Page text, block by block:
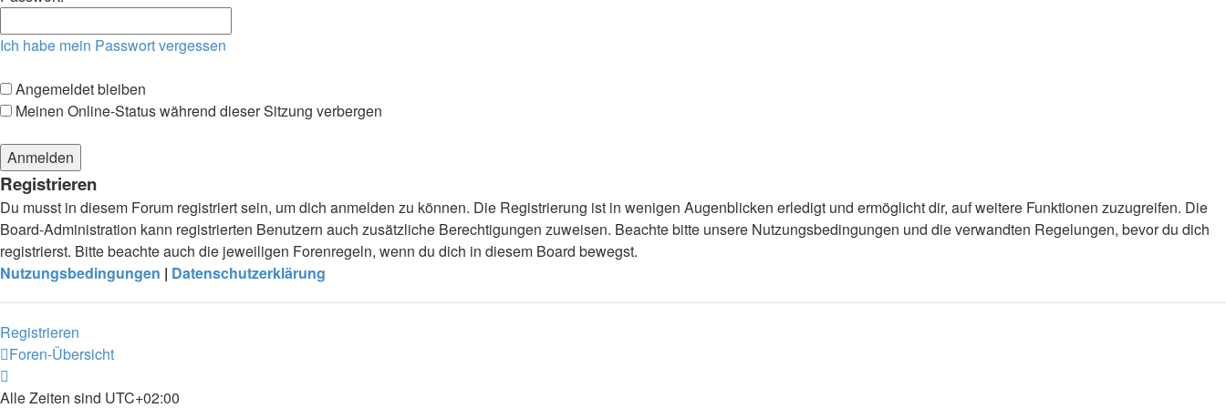
Ich habe mein Passwort vergessen
Angemeldet bleiben
Meinen Online-Status während dieser Sitzung verbergen
Registrieren
Du musst in diesem Forum registriert sein, um dich anmelden zu können. Die Registrierung ist in wenigen Augenblicken erledigt und ermöglicht dir, auf weitere Funktionen zuzugreifen. Die
Board-Administration kann registrierten Benutzern auch zusätzliche Berechtigungen zuweisen. Beachte bitte unsere Nutzungsbedingungen und die verwandten Regelungen, bevor du dich
registrierst. Bitte beachte auch die jeweiligen Forenregeln, wenn du dich in diesem Board bewegst.
Nutzungsbedingungen | Datenschutzerklärung
Registrieren
Foren-Übersicht
Alle Zeiten sind UTC+02:00